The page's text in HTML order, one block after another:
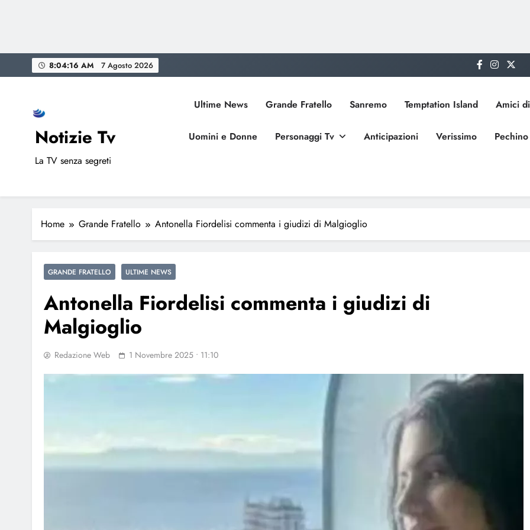
to
8:04:17 AM 7 Agosto 2026
Notizie Tv
La TV senza segreti
Ultime News Grande Fratello Sanremo Temptation Island Amici
Uomini e Donne Personaggi Tv Anticipazioni Verissimo
Home Grande Fratello Antonella Fiordelisi commenta i giudizi di Malgioglio
GRANDE FRATELLO ULTIME NEWS
Antonella Fiordelisi commenta i giudizi di
Malgioglio
Redazione Web 1 Novembre 2025 • 11:10